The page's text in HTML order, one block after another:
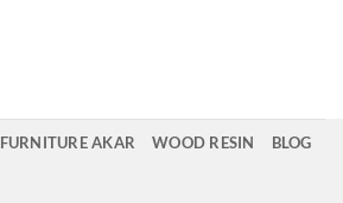
FURNITURE AKAR WOOD RESIN BLOG